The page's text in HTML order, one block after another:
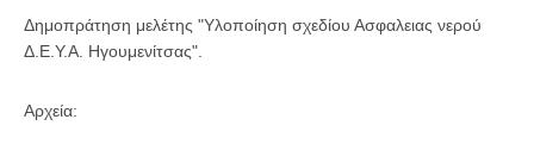
Δημοπράτηση μελέτης "Υλοποίηση σχεδίου Ασφαλειας νερού
Δ.Ε.Υ.Α. Ηγουμενίτσας".
Αρχεία: